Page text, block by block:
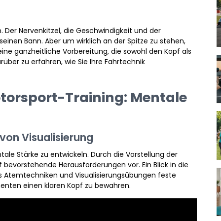
Nervenkitzel, die Geschwindigkeit und der
Bann. Aber um wirklich an der Spitze zu stehen,
ganzheitliche Vorbereitung, die sowohl den Kopf als
zu erfahren, wie Sie Ihre Fahrtechnik
Training: Mentale
Visualisierung
Stärke zu entwickeln. Durch die Vorstellung der
Herausforderungen vor. Ein Blick in die
Atemtechniken und Visualisierungsübungen feste
einen klaren Kopf zu bewahren.